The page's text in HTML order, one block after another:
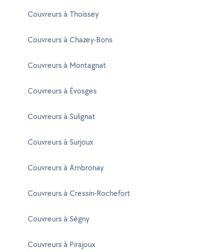
Couvreurs à Thoissey
Couvreurs à Chazey-Bons
Couvreurs à Montagnat
Couvreurs à Évosges
Couvreurs à Sulignat
Couvreurs à Surjoux
Couvreurs à Ambronay
Couvreurs à Cressin-Rochefort
Couvreurs à Ségny
Couvreurs à Pirajoux